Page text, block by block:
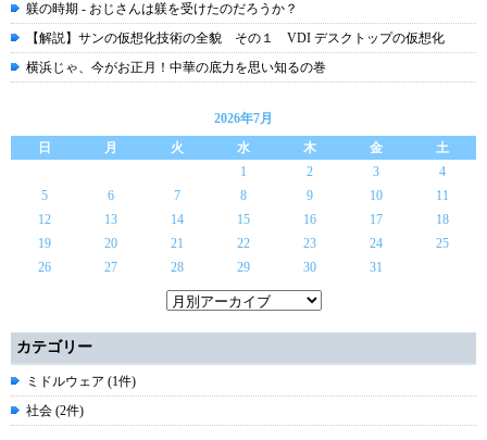
躾の時期 - おじさんは躾を受けたのだろうか？
【解説】サンの仮想化技術の全貌 その１ VDI デスクトップの仮想化
横浜じゃ、今がお正月！中華の底力を思い知るの巻
2026年7月
日
月 火 水 木 金
土
1
2 3
4
5
6 7 8 9 10
11
12
13 14 15 16 17
18
19
20 21 22 23 24
25
26
27 28 29 30 31
カテゴリー
ミドルウェア (1件)
社会 (2件)